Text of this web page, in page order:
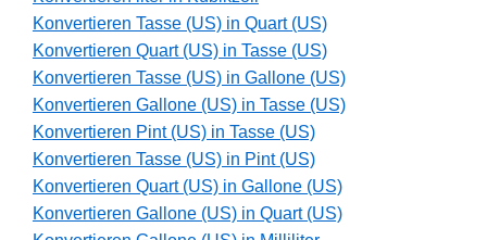
Konvertieren Tasse (US) in Quart (US)
Konvertieren Quart (US) in Tasse (US)
Konvertieren Tasse (US) in Gallone (US)
Konvertieren Gallone (US) in Tasse (US)
Konvertieren Pint (US) in Tasse (US)
Konvertieren Tasse (US) in Pint (US)
Konvertieren Quart (US) in Gallone (US)
Konvertieren Gallone (US) in Quart (US)